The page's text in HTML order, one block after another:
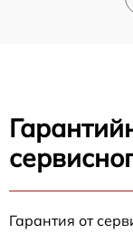
Гарантия от